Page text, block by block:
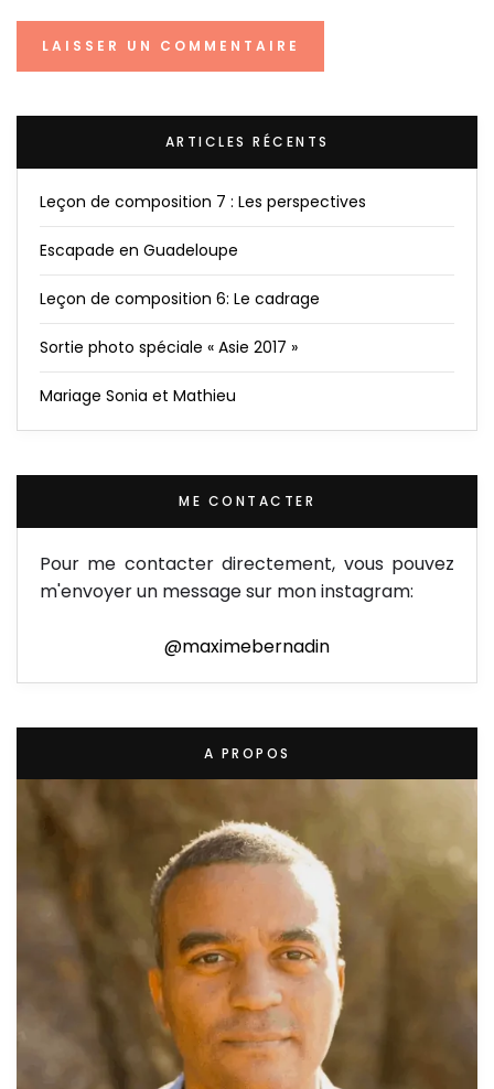
ARTICLES RÉCENTS
Leçon de composition 7 : Les perspectives
Escapade en Guadeloupe
Leçon de composition 6: Le cadrage
Sortie photo spéciale « Asie 2017 »
Mariage Sonia et Mathieu
ME CONTACTER
Pour me contacter directement, vous pouvez
m'envoyer un message sur mon instagram:
@maximebernadin
A PROPOS